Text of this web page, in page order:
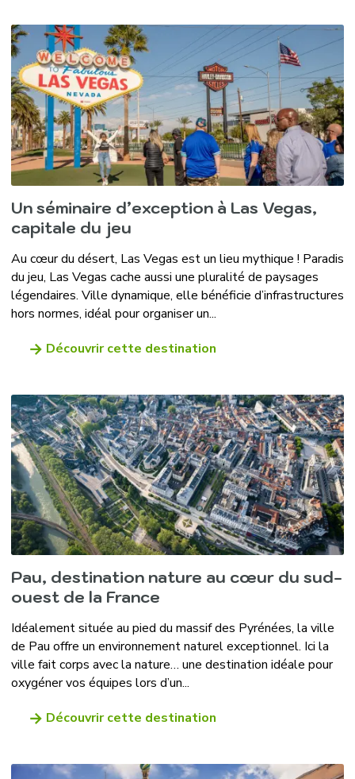
Un séminaire d’exception à Las Vegas,
capitale du jeu
Au cœur du désert, Las Vegas est un lieu mythique ! Paradis
du jeu, Las Vegas cache aussi une pluralité de paysages
légendaires. Ville dynamique, elle bénéficie d’infrastructures
hors normes, idéal pour organiser un...
Découvrir cette destination
Pau, destination nature au cœur du sud-
ouest de la France
Idéalement située au pied du massif des Pyrénées, la ville
de Pau offre un environnement naturel exceptionnel. Ici la
ville fait corps avec la nature… une destination idéale pour
oxygéner vos équipes lors d’un...
Découvrir cette destination